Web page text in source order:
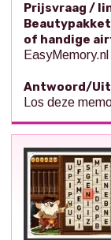
Prijsvraag /
Beautypakket
of handige
EasyMemory.nl
Antwoord/
Los deze